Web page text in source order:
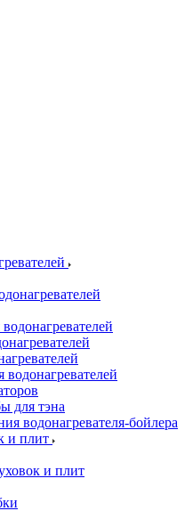
водонагревателей
для тэна
водонагревателя-бойлера
и плит
и плит